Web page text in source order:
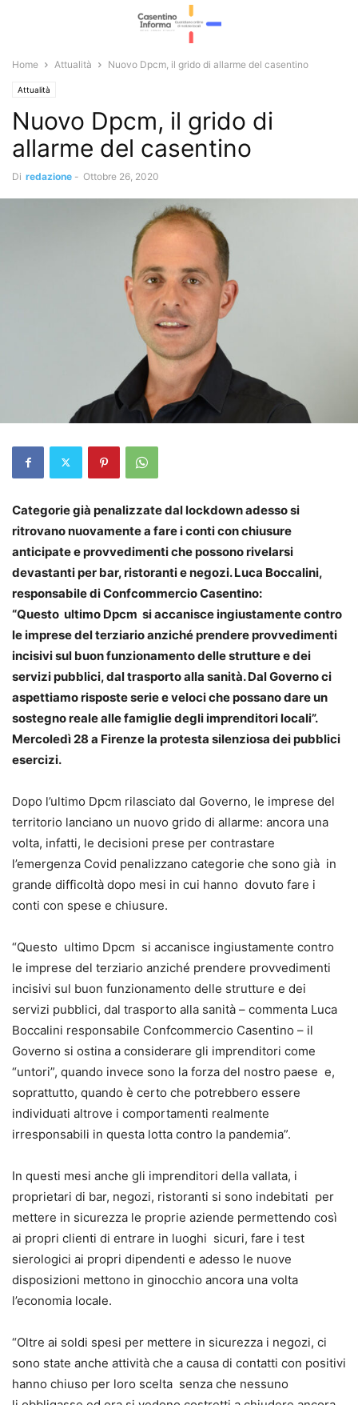
Home Attualità Nuovo Dpcm, il grido di allarme del casentino
Attualità
Nuovo Dpcm, il grido di
allarme del casentino
Di redazione - Ottobre 26, 2020
Categorie già penalizzate dal lockdown adesso si
ritrovano nuovamente a fare i conti con chiusure
anticipate e provvedimenti che possono rivelarsi
devastanti per bar, ristoranti e negozi. Luca Boccalini,
responsabile di Confcommercio Casentino:
“Questo ultimo Dpcm si accanisce ingiustamente contro
le imprese del terziario anziché prendere provvedimenti
incisivi sul buon funzionamento delle strutture e dei
servizi pubblici, dal trasporto alla sanità. Dal Governo ci
aspettiamo risposte serie e veloci che possano dare un
sostegno reale alle famiglie degli imprenditori locali”.
Mercoledì 28 a Firenze la protesta silenziosa dei pubblici
esercizi.
Dopo l’ultimo Dpcm rilasciato dal Governo, le imprese del
territorio lanciano un nuovo grido di allarme: ancora una
volta, infatti, le decisioni prese per contrastare
l’emergenza Covid penalizzano categorie che sono già in
grande difficoltà dopo mesi in cui hanno dovuto fare i
conti con spese e chiusure.
“Questo ultimo Dpcm si accanisce ingiustamente contro
le imprese del terziario anziché prendere provvedimenti
incisivi sul buon funzionamento delle strutture e dei
servizi pubblici, dal trasporto alla sanità – commenta Luca
Boccalini responsabile Confcommercio Casentino – il
Governo si ostina a considerare gli imprenditori come
“untori”, quando invece sono la forza del nostro paese e,
soprattutto, quando è certo che potrebbero essere
individuati altrove i comportamenti realmente
irresponsabili in questa lotta contro la pandemia”.
In questi mesi anche gli imprenditori della vallata, i
proprietari di bar, negozi, ristoranti si sono indebitati per
mettere in sicurezza le proprie aziende permettendo così
ai propri clienti di entrare in luoghi sicuri, fare i test
sierologici ai propri dipendenti e adesso le nuove
disposizioni mettono in ginocchio ancora una volta
l’economia locale.
“Oltre ai soldi spesi per mettere in sicurezza i negozi, ci
sono state anche attività che a causa di contatti con positivi
hanno chiuso per loro scelta senza che nessuno